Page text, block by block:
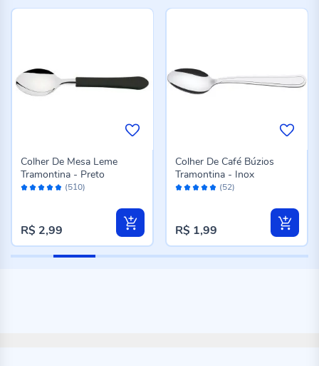
Avaliação: (510)
Colher De Mesa Leme
Tramontina - Preto
R$ 2,99
Avaliação: (52)
Colher De Café Búzios
Tramontina - Inox
R$ 1,99